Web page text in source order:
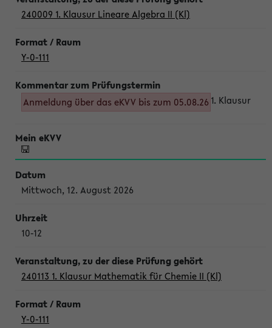
240009 1. Klausur Lineare Algebra II (Kl)
Y-0-111
Anmeldung über das eKVV bis zum 05.08.26 1. Klausur
Mittwoch, 12. August 2026
10-12
240113 1. Klausur Mathematik für Chemie II (Kl)
Y-0-111